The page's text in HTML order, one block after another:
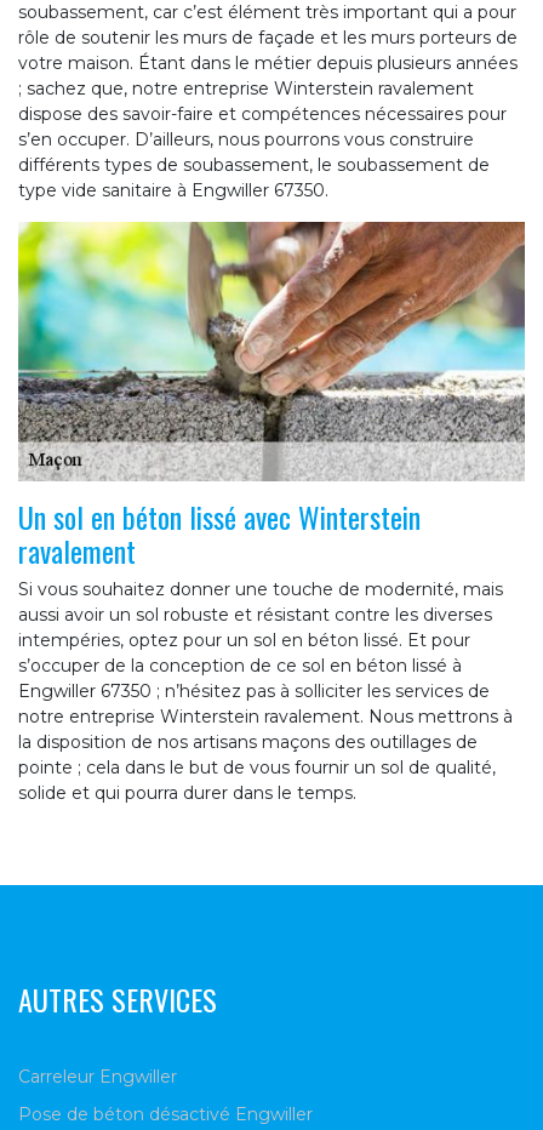
soubassement, car c’est élément très important qui a pour
rôle de soutenir les murs de façade et les murs porteurs de
votre maison. Étant dans le métier depuis plusieurs années
; sachez que, notre entreprise Winterstein ravalement
dispose des savoir-faire et compétences nécessaires pour
s’en occuper. D’ailleurs, nous pourrons vous construire
différents types de soubassement, le soubassement de
type vide sanitaire à Engwiller 67350.
Un sol en béton lissé avec Winterstein
ravalement
Si vous souhaitez donner une touche de modernité, mais
aussi avoir un sol robuste et résistant contre les diverses
intempéries, optez pour un sol en béton lissé. Et pour
s’occuper de la conception de ce sol en béton lissé à
Engwiller 67350 ; n’hésitez pas à solliciter les services de
notre entreprise Winterstein ravalement. Nous mettrons à
la disposition de nos artisans maçons des outillages de
pointe ; cela dans le but de vous fournir un sol de qualité,
solide et qui pourra durer dans le temps.
AUTRES SERVICES
Carreleur Engwiller
Pose de béton désactivé Engwiller